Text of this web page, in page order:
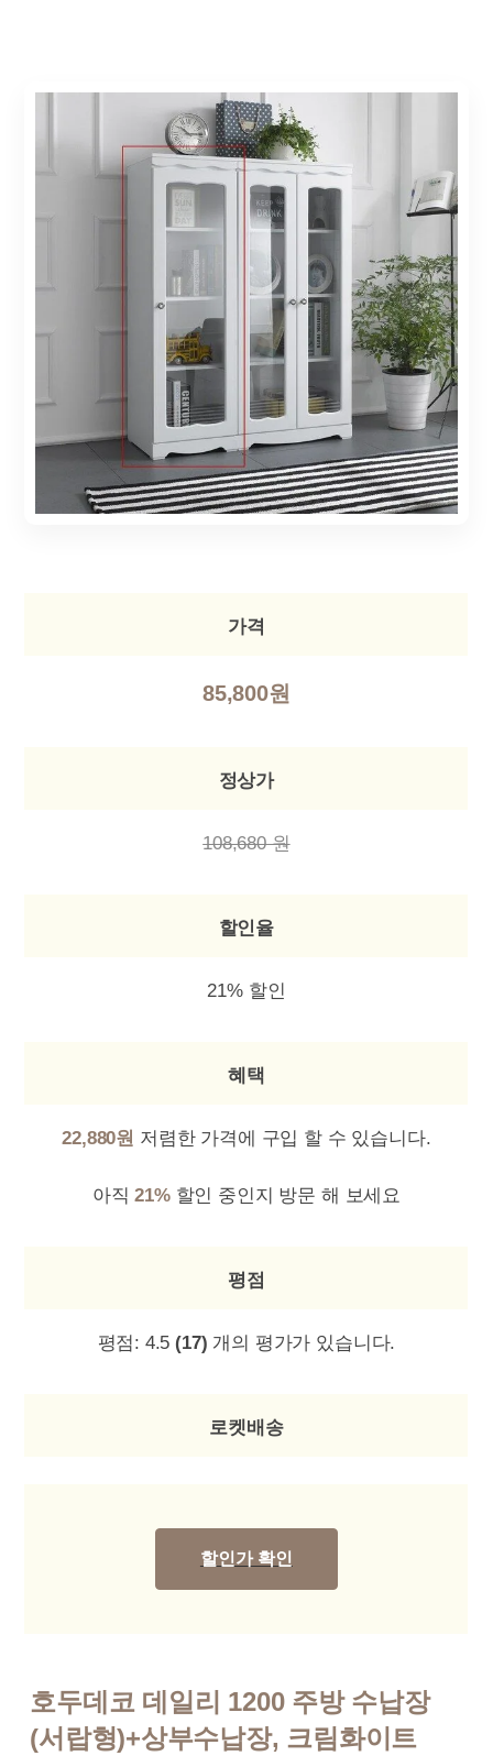
가격
85,800원
정상가
108,680 원
할인율
21% 할인
혜택
22,880원 저렴한 가격에 구입 할 수 있습니다.
아직21%할인 중인지 방문 해 보세요
평점
평점: 4.5 (17) 개의 평가가 있습니다.
로켓배송
할인가 확인
호두데코 데일리 1200 주방 수납장
(서랍형)+상부수납장, 크림화이트